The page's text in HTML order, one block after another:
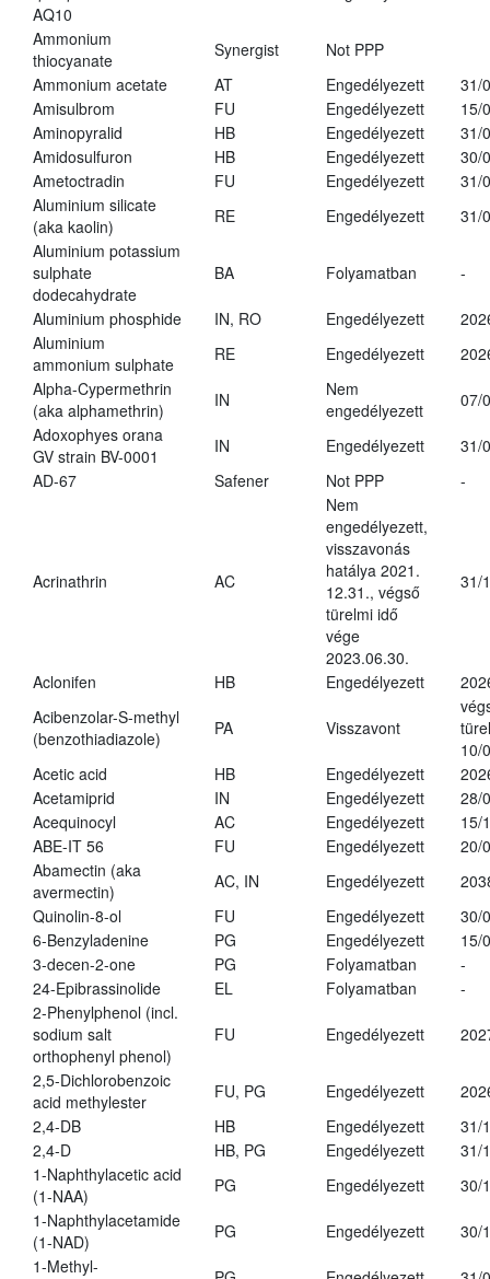
AQ10
Ammonium
thiocyanate
Synergist
Not PPP
Ammonium acetate
AT Engedélyezett
31/
Amisulbrom
FU Engedélyezett
15/
Aminopyralid
HB Engedélyezett
31/
Amidosulfuron
HB Engedélyezett
30/
Ametoctradin
FU Engedélyezett
31/
Aluminium silicate
(aka kaolin)
RE Engedélyezett
31/
Aluminium potassium
sulphate
dodecahydrate
BA Folyamatban -
Aluminium phosphide IN, RO Engedélyezett
Aluminium
ammonium sulphate
RE Engedélyezett
Alpha-Cypermethrin
(aka alphamethrin)
IN
Nem
engedélyezett
07/
Adoxophyes orana
GV strain BV-0001
IN Engedélyezett
31/
AD-67
Safener Not PPP -
Acrinathrin AC
Nem
engedélyezett,
visszavonás
hatálya 2021.
12.31., végső
türelmi idő
vége
2023.06.30.
31/
Aclonifen HB Engedélyezett
Acibenzolar-S-methyl
(benzothiadiazole)
PA Visszavont
10/
Acetic acid
HB Engedélyezett
Acetamiprid
IN Engedélyezett
28/
Acequinocyl
AC Engedélyezett
15/
ABE-IT 56
FU Engedélyezett
20/
Abamectin (aka
avermectin)
AC, IN Engedélyezett
Quinolin-8-ol
FU Engedélyezett
30/
6-Benzyladenine
PG Engedélyezett
15/
3-decen-2-one
PG Folyamatban
-
24-Epibrassinolide
EL Folyamatban
-
2-Phenylphenol (incl.
sodium salt
orthophenyl phenol)
FU Engedélyezett
2,5-Dichlorobenzoic
acid methylester
FU, PG Engedélyezett
2,4-DB
HB Engedélyezett
31/
2,4-D
HB, PG Engedélyezett
31/
1-Naphthylacetic acid
(1-NAA)
PG Engedélyezett
30/
1-Naphthylacetamide
(1-NAD)
PG Engedélyezett
30/
1-Methyl-